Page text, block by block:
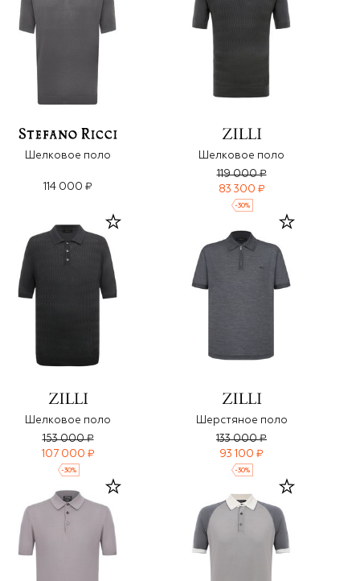
Шелковое поло
114 000 ₽
Шелковое поло
119 000 ₽
83 300 ₽
-30%
Шелковое поло
153 000 ₽
107 000 ₽
-30%
Шерстяное поло
133 000 ₽
93 100 ₽
-30%